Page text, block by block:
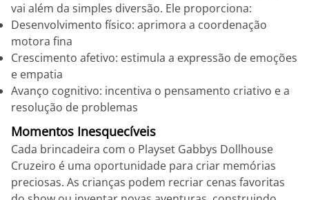
vai além da simples diversão. Ele proporciona:
Desenvolvimento físico: aprimora a coordenação
motora fina
Crescimento afetivo: estimula a expressão de emoções
e empatia
Avanço cognitivo: incentiva o pensamento criativo e a
resolução de problemas
Momentos Inesquecíveis
Cada brincadeira com o Playset Gabbys Dollhouse
Cruzeiro é uma oportunidade para criar memórias
preciosas. As crianças podem recriar cenas favoritas